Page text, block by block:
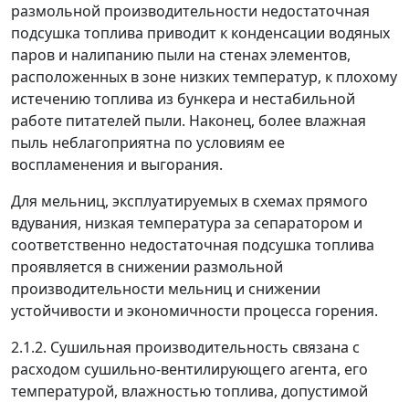
размольной производительности недостаточная
подсушка топлива приводит к конденсации водяных
паров и налипанию пыли на стенах элементов,
расположенных в зоне низких температур, к плохому
истечению топлива из бункера и нестабильной
работе питателей пыли. Наконец, более влажная
пыль неблагоприятна по условиям ее
воспламенения и выгорания.
Для мельниц, эксплуатируемых в схемах прямого
вдувания, низкая температура за сепаратором и
соответственно недостаточная подсушка топлива
проявляется в снижении размольной
производительности мельниц и снижении
устойчивости и экономичности процесса горения.
2.1.2. Сушильная производительность связана с
расходом сушильно-вентилирующего агента, его
температурой, влажностью топлива, допустимой